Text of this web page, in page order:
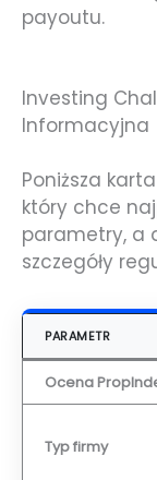
payoutu.
Investing
Informacyjna
Poniższa
który chce
parametry, a
szczegóły
PARAMETR
Ocena
Typ firmy